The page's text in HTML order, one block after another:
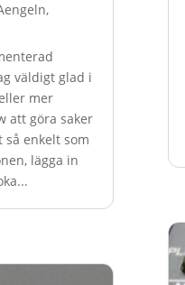
,
väldigt glad i
mer
att göra saker
så enkelt som
lägga in